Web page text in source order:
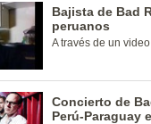
Bajista de Bad
peruanos
A través de un
Concierto de
Perú-Paraguay